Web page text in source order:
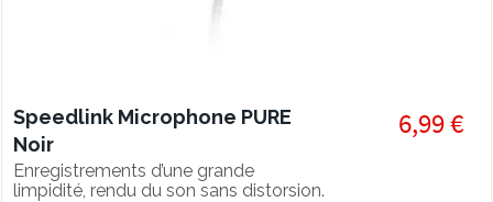
Speedlink Microphone PURE
Noir
Enregistrements d’une grande
limpidité, rendu du son sans distorsion.
6,99 €